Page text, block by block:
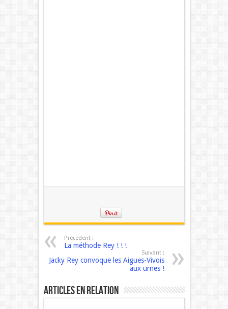
Précédent :
La méthode Rey ! ! !
Suivant :
Jacky Rey convoque les Aigues-Vivois
aux urnes !
Articles en relation